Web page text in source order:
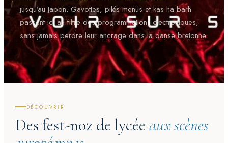
jusqu’au Japon. Gavottes, pilés menus et kas ha barh
passent ici au filtre des programmations électroniques,
sans jamais perdre leur ancrage dans la danse bretonne.
DÉCOUVRIR
Des fest-noz de lycée aux scènes